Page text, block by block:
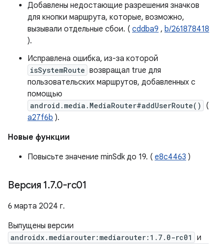
Добавлены недостающие разрешения значков
для кнопки маршрута, которые, возможно,
вызывали отдельные сбои. ( cddba9 , b/261878418
).
Исправлена ​​ошибка, из-за которой
isSystemRoute возвращал true для
пользовательских маршрутов, добавленных с
помощью
android.media.MediaRouter#addUserRoute()
(
a27f6b ).
Новые функции
Повысьте значение minSdk до 19. ( e8c4463 )
Версия 1.7.0-rc01
6 марта 2024 г.
Выпущены версии
androidx.mediarouter:mediarouter:1.7.0-rc01 и